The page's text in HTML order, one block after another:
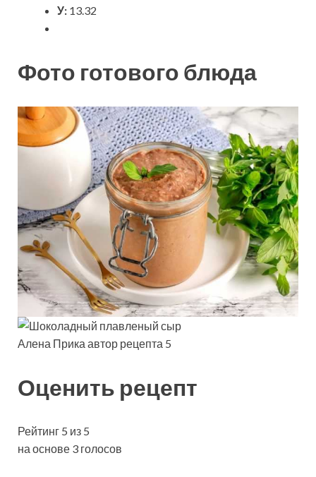
У: 13.32
Фото готового блюда
Алена Прика автор рецепта 5
Оценить рецепт
Рейтинг 5 из 5
на основе 3 голосов